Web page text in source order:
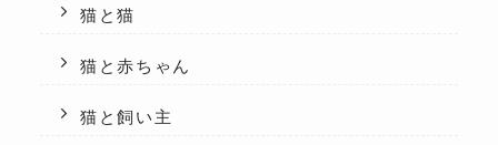
猫と猫
猫と赤ちゃん
猫と飼い主